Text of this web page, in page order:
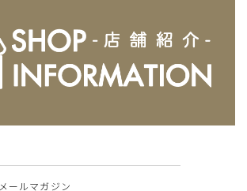
メールマガジン